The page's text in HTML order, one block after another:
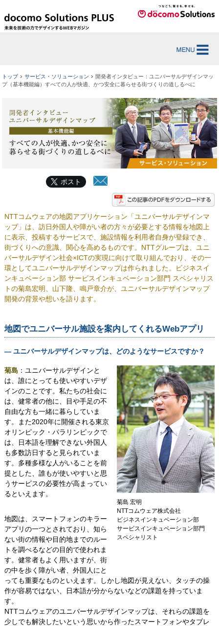
トップ サービス・ソリューション
開発者インタビュー：ユニバーサルデザインマッ
プ（基本機能編）すべての人が快適、かつ安全に暮らせる街づくりの道しるべに
ポスト
NTTコムウェアの地図アプリケーション「ユニバーサルデザインマ
ップ」は、訪日外国人や障がい者の方々が必要とする情報を地図上
に表示、投稿するサービスで、施設情報を利用者自身が登録でき、
街づくりへの意識、関心を高めるものです。NTTグループは、ユニ
バーサルデザイン社会×ICTの実現に向けて取り組んでおり、その一
環としてユニバーサルデザインマップは作られました。ビジネスイ
ンキュベーション部 サービスインキュベーション部門 スペシャリス
トの菊島宏明、山下隆、鳴戸章介が、ユニバーサルデザインマップ
開発の背景や想いを語ります。
地図でユニバーサル施設を案内してくれるWebアプリ
― ユニバーサルデザインマップは、どのようなサービスですか？
菊島 宏明
NTTコムウェア株式会社
ビジネスインキュベーション部
サービスインキュベーション部門
スペシャリスト
菊島 ：ユニバーサルデザインと
は、誰にとっても使いやすいデザ
インのことです。私たちの社会に
は、健常者の他に、目や手足の不
自由な方も一緒に暮らしていま
す。また2020年に開催される東京
オリンピック・パラリンピックで
は、日本語を理解できない外国人
も多数訪日すると見られていま
す。多種多様な人がいることを前
提とした、誰もが使いやすいと思
うサービスの必要性が高まってい
るといえます。
地図は、スマートフォンのキラー
アプリの一つとされており、知ら
ない街の情報や目的地までのルー
トを調べるなどの目的で使われま
す。健常者もよく用いますが、街
の中を歩く障がい者、外国人にと
っても重要なものといえます。しかし地図が見えない、タッチの操
作が容易ではない、日本語が分からないなどの課題を持っていま
す。
NTTコムウェアのユニバーサルデザインマップは、それらの課題を
少しでも解決したいという思いから作ったスマートフォンやタブレ